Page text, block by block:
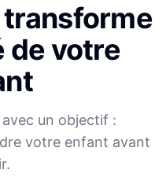
de votre
un objectif :
votre enfant avant